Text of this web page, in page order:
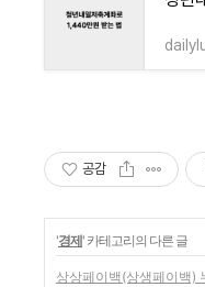
공감
'경제' 카테고리의 다른 글
상상페이백(상생페이백)